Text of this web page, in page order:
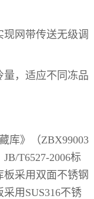
网带传送无级调
量，适应不同冻品
库》（ZBX99003
T6527-2006标
采用双面不锈钢
用SUS316不锈